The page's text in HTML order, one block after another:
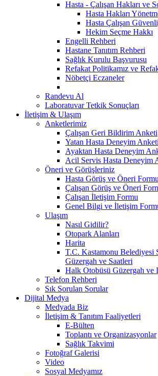
Hasta - Çalışan Hakları ve
Hasta Hakları
Hasta Çalışan
Hekim Seçme Hakkı
Engelli Rehberi
Hastane Tanıtım Rehberi
Sağlık Kurulu Başvurusu
Refakat Politikamız ve
Nöbetçi Eczaneler
Randevu Al
Laboratuvar Tetkik Sonuçları
İletişim & Ulaşım
Anketlerimiz
Çalışan Geri Bildirim Anketi
Yatan Hasta Deneyim Anketi
Ayaktan Hasta Deneyim
Acil Servis Hasta Deneyim
Öneri ve Görüşleriniz
Hasta Görüş ve Öneri Formu
Çalışan Görüş ve Öneri
Çalışan İletişim Formu
Genel Bilgi ve İletişim
Ulaşım
Nasıl Gidilir?
Otopark Alanları
Harita
T.C. Kastamonu Belediyesi
Güzergah ve Saatleri
Halk Otobüsü Güzergah
Telefon Rehberi
Sık Sorulan Sorular
Dijital Medya
Medyada Biz
İletişim & Tanıtım Faaliyetleri
E-Bülten
Toplantı ve Organizasyonlar
Sağlık Takvimi
Fotoğraf Galerisi
Video
Sosyal Medyamız